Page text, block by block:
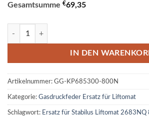
Gesamtsumme €69,35
Ersatz für Stabilus Liftomat 2683NQ 800N
IN DEN
Artikelnummer: GG-KP685300-800N
Kategorie: Gasdruckfeder Ersatz für Liftomat
Schlagwort: Ersatz für Stabilus Liftomat